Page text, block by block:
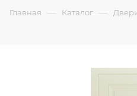
Главная — Каталог —